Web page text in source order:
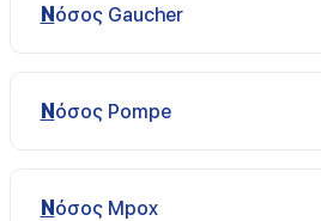
Νόσος Gaucher
Νόσος Pompe
Νόσος Μpox